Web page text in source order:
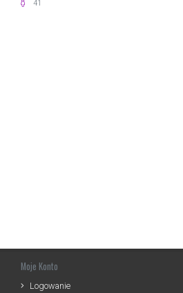
41
Moje Konto
Logowanie